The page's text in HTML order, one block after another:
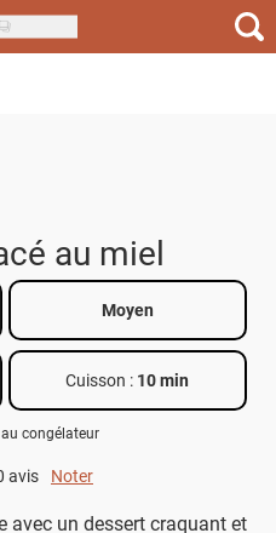
au miel
Moyen
Cuisson : 10 min
congélateur
of 5.
avis Noter
avec un dessert craquant et